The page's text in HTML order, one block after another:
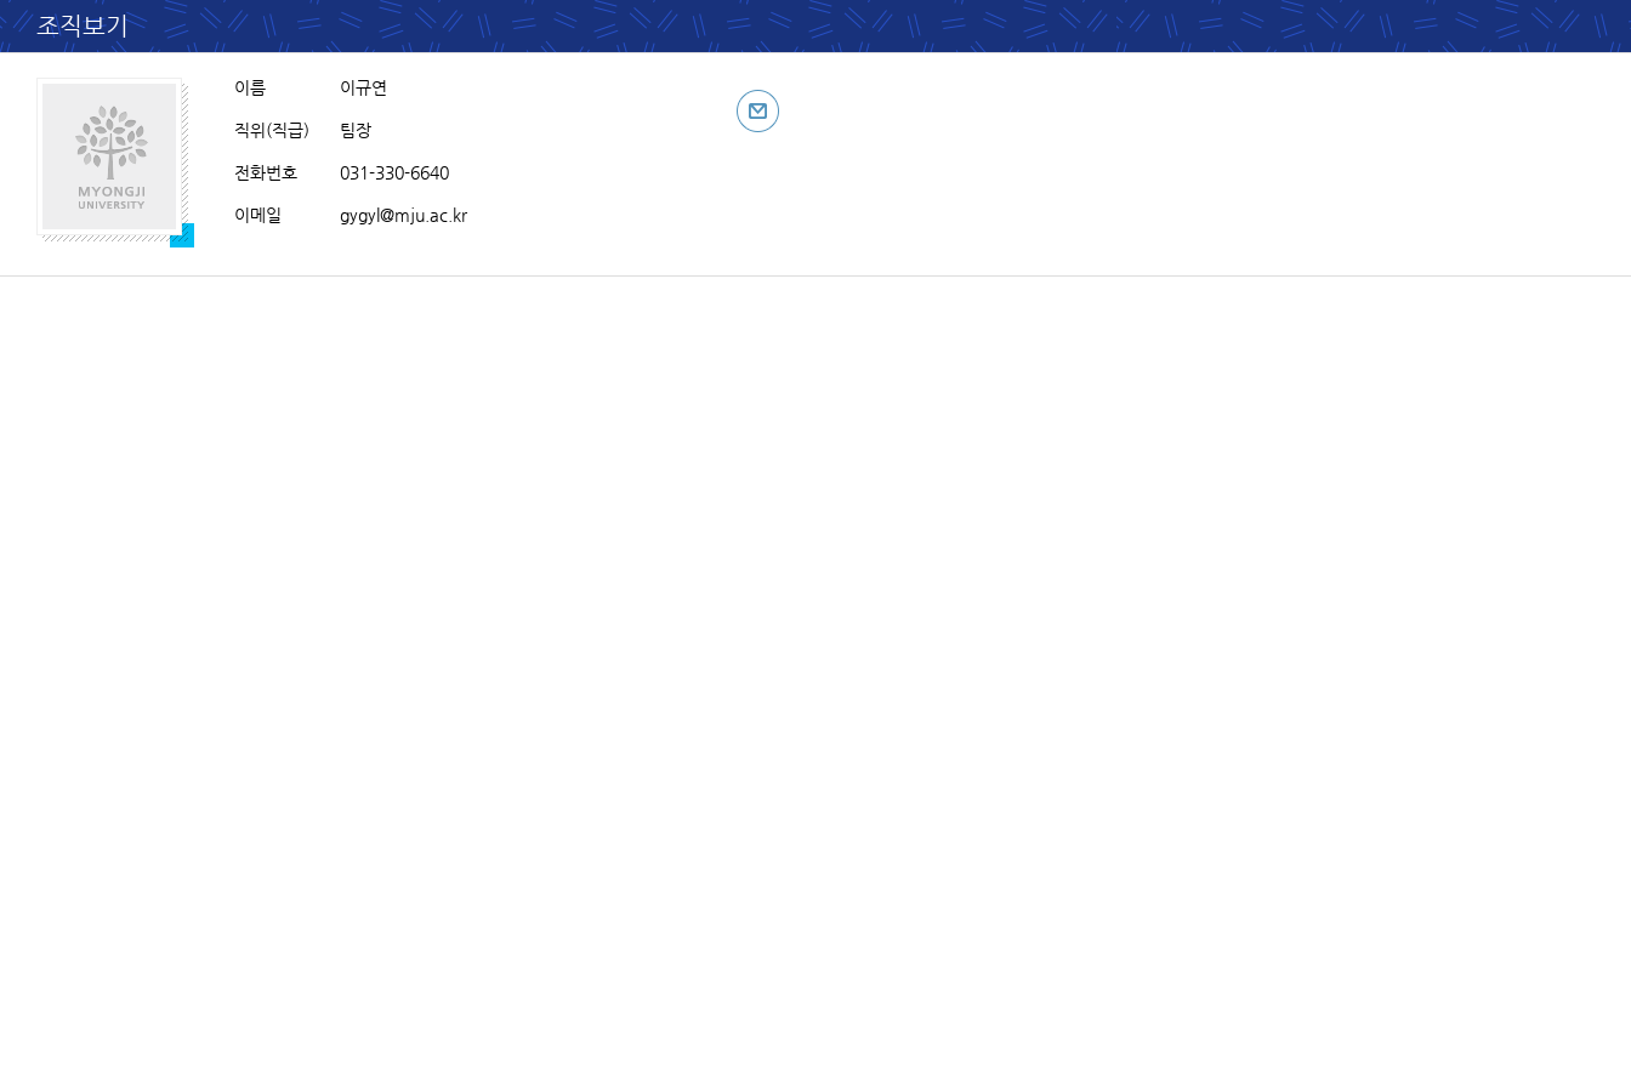
조직보기
이름 이규연
직위(직급) 팀장
전화번호 031-330-6640
이메일 gygyl@mju.ac.kr